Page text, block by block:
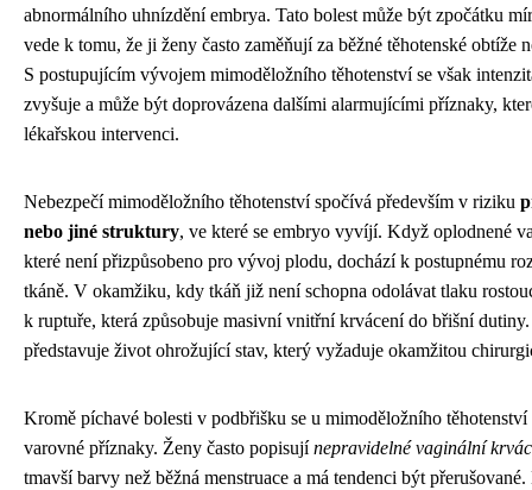
abnormálního uhnízdění embrya. Tato bolest může být zpočátku
vede k tomu, že ji ženy často zaměňují za běžné těhotenské obtíže
S postupujícím vývojem mimoděložního těhotenství se však
zvyšuje a může být doprovázena dalšími alarmujícími příznaky,
lékařskou intervenci.
Nebezpečí mimoděložního těhotenství spočívá především v riziku
nebo jiné struktury, ve které se embryo vyvíjí. Když oplodnené
které není přizpůsobeno pro vývoj plodu, dochází k postupnému
tkáně. V okamžiku, kdy tkáň již není schopna odolávat tlaku
k ruptuře, která způsobuje masivní vnitřní krvácení do břišní
představuje život ohrožující stav, který vyžaduje okamžitou
Kromě píchavé bolesti v podbřišku se u mimoděložního
varovné příznaky. Ženy často popisujínepravidelné vaginální
tmavší barvy než běžná menstruace a má tendenci být